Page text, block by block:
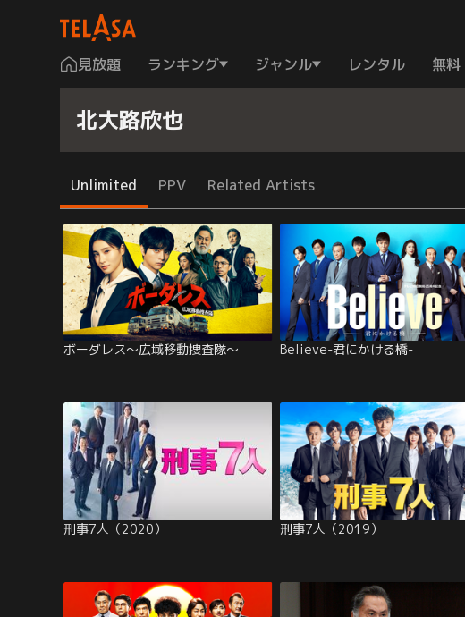
見放題 ランキング ジャンル レンタル 無料
北大路欣也
Unlimited PPV Related Artists
ボーダレス～広域移動捜査隊～ Believe-君にかける橋-
刑事7人（2020） 刑事7人（2019）